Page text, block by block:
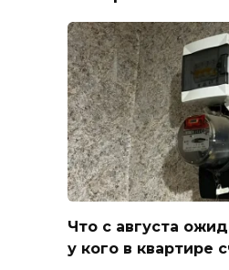
Что с августа
у кого в квартире